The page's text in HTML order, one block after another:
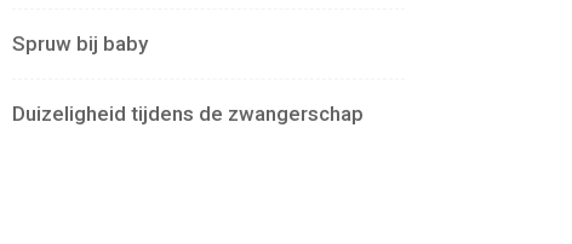
Spruw bij baby
Duizeligheid tijdens de zwangerschap